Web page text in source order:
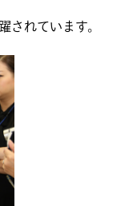
されています。